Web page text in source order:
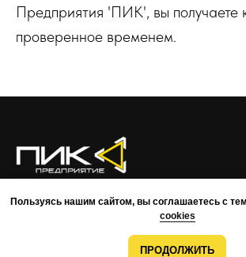
Предприятия 'ПИК', вы получаете
проверенное временем.
О КОМПАНИИ ПРЕИМУЩЕСТВА
МОНТАЖ РАЗРАБОТКА
Пользуясь нашим сайтом, вы соглашаетесь с
cookies
ПРОДОЛЖИТЬ